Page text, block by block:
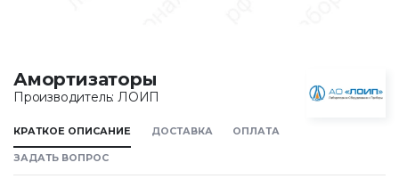
Амортизаторы
Производитель: ЛОИП
КРАТКОЕ ОПИСАНИЕ ДОСТАВКА ОПЛАТА
ЗАДАТЬ ВОПРОС